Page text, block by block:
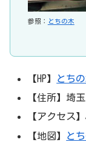
参照： とちの木
【HP】
とち
【住所】埼
【アクセス
【地図】
と